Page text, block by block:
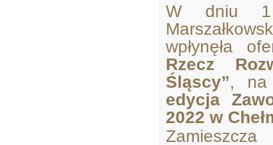
W dniu 1
wpłynęła
Rzecz
Śląscy”, na
edycja
2022 w